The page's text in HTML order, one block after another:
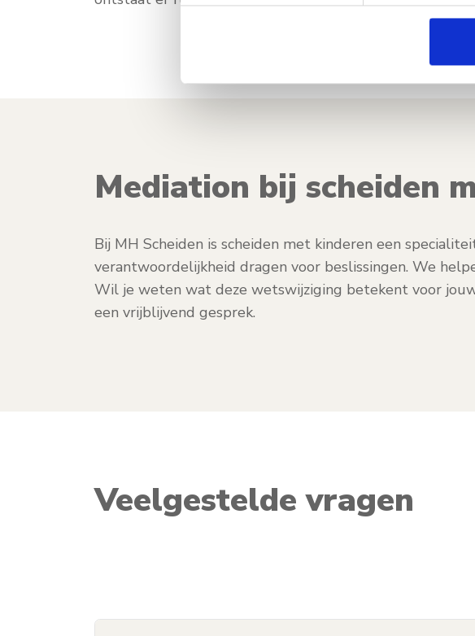
Mediation bij scheiden
Bij MH Scheiden is scheiden met kinderen een
verantwoordelijkheid dragen voor beslissingen. We
Wil je weten wat deze wetswijziging betekent voor
een vrijblijvend gesprek.
Veelgestelde vragen